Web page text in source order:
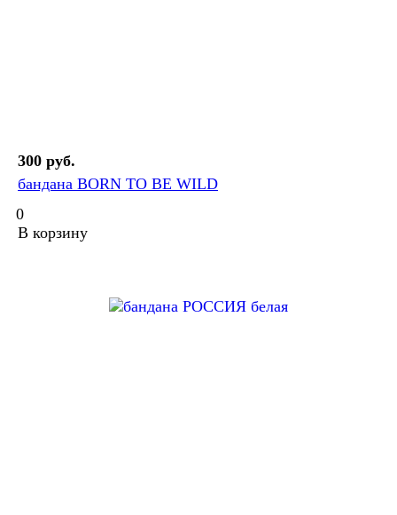
300 руб.
бандана BORN TO BE WILD
0
В корзину